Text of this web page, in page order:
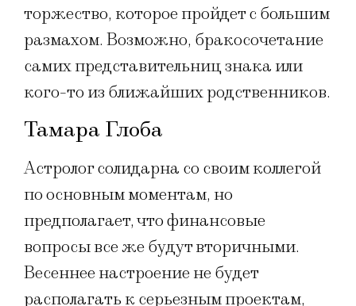
торжество, которое пройдет с большим
размахом. Возможно, бракосочетание
самих представительниц знака или
кого-то из ближайших родственников.
Тамара Глоба
Астролог солидарна со своим коллегой
по основным моментам, но
предполагает, что финансовые
вопросы все же будут вторичными.
Весеннее настроение не будет
располагать к серьезным проектам,